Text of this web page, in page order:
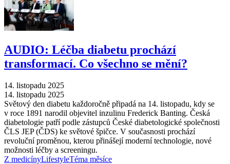
AUDIO: Léčba diabetu prochází
transformací. Co všechno se mění?
14. listopadu 2025
14. listopadu 2025
Světový den diabetu každoročně připadá na 14. listopadu, kdy se
v roce 1891 narodil objevitel inzulinu Frederick Banting. Česká
diabetologie patří podle zástupců České diabetologické společnosti
ČLS JEP (ČDS) ke světové špičce. V současnosti prochází
revoluční proměnou, kterou přinášejí moderní technologie, nové
možnosti léčby a screeningu.
Z medicínyLifestyleTéma měsíce